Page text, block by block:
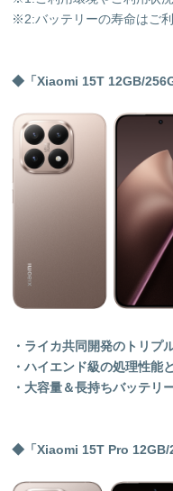
※2:バッテリーの寿命はご
◆「Xiaomi 15T 12GB/
・ライカ共同開発のトリプ
・ハイエンド級の処理性能
・ 大容量＆長持ちバッテリ
◆「Xiaomi 15T Pro 12GB/